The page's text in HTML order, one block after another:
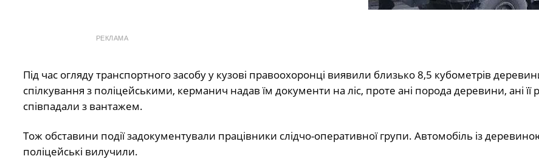
РЕКЛАМА
Під час огляду транспортного засобу у кузові правоохоронці виявили близько 8,5 кубометрів
спілкування з поліцейськими, керманич надав їм документи на ліс, проте ані порода деревини, ані її
співпадали з вантажем.
Тож обставини події задокументували працівники слідчо-оперативної групи. Автомобіль із
поліцейські вилучили.